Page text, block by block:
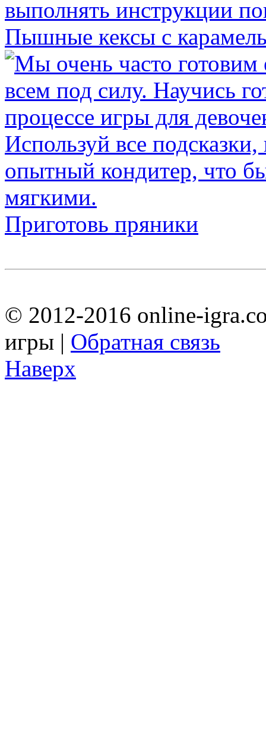
Пышные кексы с
Приготовь пряники
© 2012-2016 online-
игры | Обратная связь
Наверх